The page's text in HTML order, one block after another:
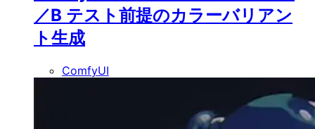
／B テスト前提のカラーバリアン
ト生成
ComfyUI